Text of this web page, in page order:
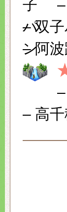
– 双
– 阿波
– 高